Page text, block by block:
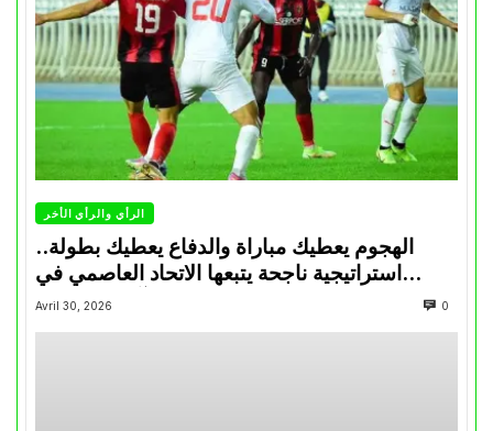
الرأي والرأي الأخر
الهجوم يعطيك مباراة والدفاع يعطيك بطولة..
استراتيجية ناجحة يتبعها الاتحاد العاصمي في
تتويجاته آخر السنوات
Avril 30, 2026 0